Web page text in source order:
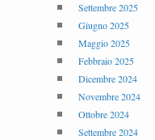
Settembre 2025
Giugno 2025
Maggio 2025
Febbraio 2025
Dicembre 2024
Novembre 2024
Ottobre 2024
Settembre 2024